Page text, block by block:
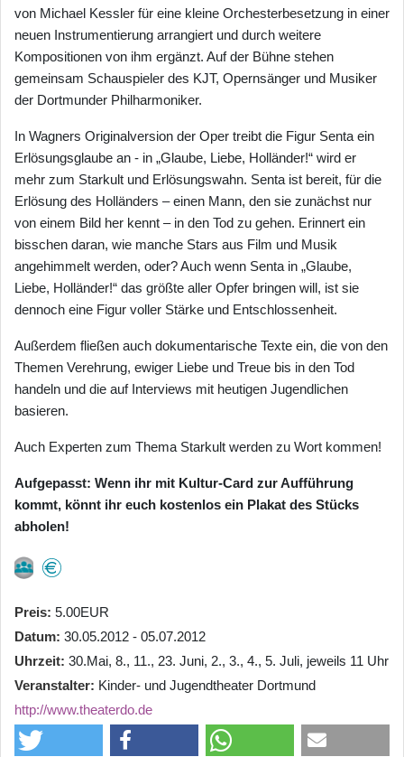
von Michael Kessler für eine kleine Orchesterbesetzung in einer
neuen Instrumentierung arrangiert und durch weitere
Kompositionen von ihm ergänzt. Auf der Bühne stehen
gemeinsam Schauspieler des KJT, Opernsänger und Musiker
der Dortmunder Philharmoniker.
In Wagners Originalversion der Oper treibt die Figur Senta ein
Erlösungsglaube an - in „Glaube, Liebe, Holländer!“ wird er
mehr zum Starkult und Erlösungswahn. Senta ist bereit, für die
Erlösung des Holländers – einen Mann, den sie zunächst nur
von einem Bild her kennt – in den Tod zu gehen. Erinnert ein
bisschen daran, wie manche Stars aus Film und Musik
angehimmelt werden, oder? Auch wenn Senta in „Glaube,
Liebe, Holländer!“ das größte aller Opfer bringen will, ist sie
dennoch eine Figur voller Stärke und Entschlossenheit.
Außerdem fließen auch dokumentarische Texte ein, die von den
Themen Verehrung, ewiger Liebe und Treue bis in den Tod
handeln und die auf Interviews mit heutigen Jugendlichen
basieren.
Auch Experten zum Thema Starkult werden zu Wort kommen!
Aufgepasst: Wenn ihr mit Kultur-Card zur Aufführung
kommt, könnt ihr euch kostenlos ein Plakat des Stücks
abholen!
Preis 5.00EUR
Datum 30.05.2012 - 05.07.2012
Uhrzeit 30.Mai, 8., 11., 23. Juni, 2., 3., 4., 5. Juli, jeweils 11 Uhr
Veranstalter Kinder- und Jugendtheater Dortmund
http://www.theaterdo.de